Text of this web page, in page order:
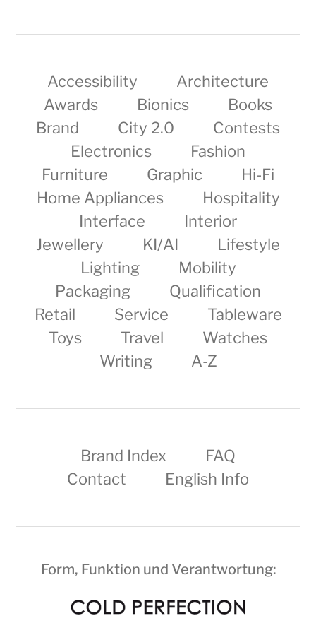
Accessibility
Architecture
Awards
Bionics
Books
Brand
City 2.0
Contests
Electronics
Fashion
Furniture
Graphic
Hi-Fi
Home Appliances
Hospitality
Interface
Interior
Jewellery
KI/AI
Lifestyle
Lighting
Mobility
Packaging
Qualification
Retail
Service
Tableware
Toys
Travel
Watches
Writing
A-Z
Brand Index
FAQ
Contact
English Info
Form, Funktion und Verantwortung: